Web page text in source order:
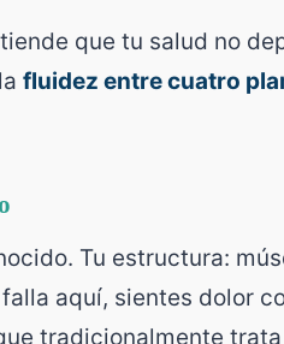
que tu salud no
fluidez entre cuatro
Tu estructura:
aquí, sientes dolor
tradicionalmente